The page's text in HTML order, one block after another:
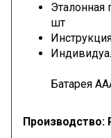
Эталонная
шт
Батарея
Производство: